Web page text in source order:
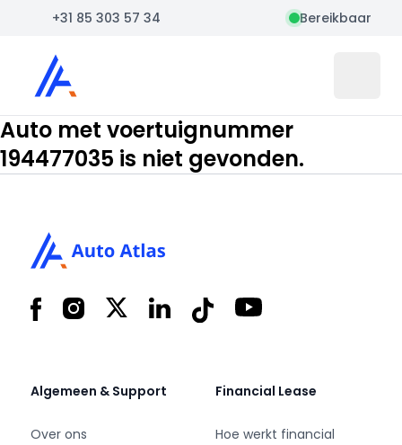
+31 85 303 57 34 Bereikbaar
Auto Atlas
Auto met voertuignummer
194477035 is niet gevonden.
FacebookInstagram
X LinkedInTiktok YouTube
Algemeen & Support
Over ons
Financial Lease
Hoe werkt financial